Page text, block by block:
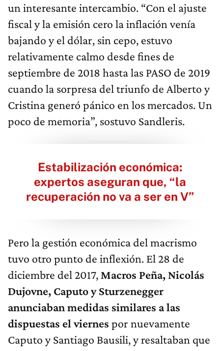
un interesante intercambio. “Con el ajuste
fiscal y la emisión cero la inflación venía
bajando y el dólar, sin cepo, estuvo
relativamente calmo desde fines de
septiembre de 2018 hasta las PASO de 2019
cuando la sorpresa del triunfo de Alberto y
Cristina generó pánico en los mercados. Un
poco de memoria”, sostuvo Sandleris.
Estabilización económica:
expertos aseguran que, “la
recuperación no va a ser en V”
Pero la gestión económica del macrismo
tuvo otro punto de inflexión. El 28 de
diciembre del 2017, Macros Peña, Nicolás
Dujovne, Caputo y Sturzenegger
anunciaban medidas similares a las
dispuestas el viernes por nuevamente
Caputo y Santiago Bausili, y resaltaban que